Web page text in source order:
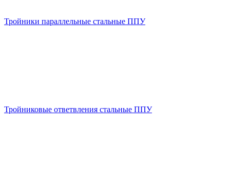
Тройники параллельные стальные ППУ
Тройниковые ответвления стальные ППУ